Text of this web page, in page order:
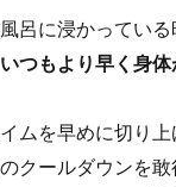
呂に浸かっている
いつもより早く身
ムを早めに切り
クールダウンを